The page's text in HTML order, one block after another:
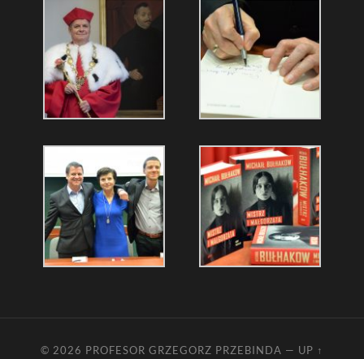
© 2026 PROFESOR GRZEGORZ PRZEBINDA — UP ↑